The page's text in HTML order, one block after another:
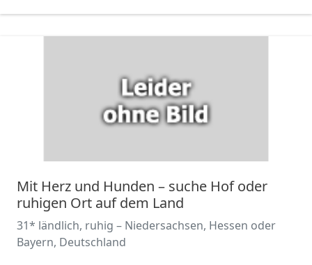
Mit Herz und Hunden – suche Hof oder
ruhigen Ort auf dem Land
31* ländlich, ruhig – Niedersachsen, Hessen oder
Bayern, Deutschland